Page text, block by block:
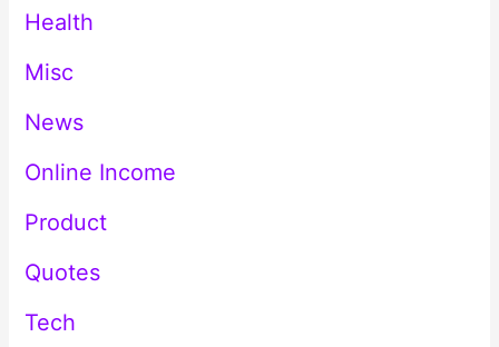
Health
Misc
News
Online Income
Product
Quotes
Tech